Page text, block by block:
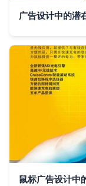
广告设计中的潜
鼠标广告设计中